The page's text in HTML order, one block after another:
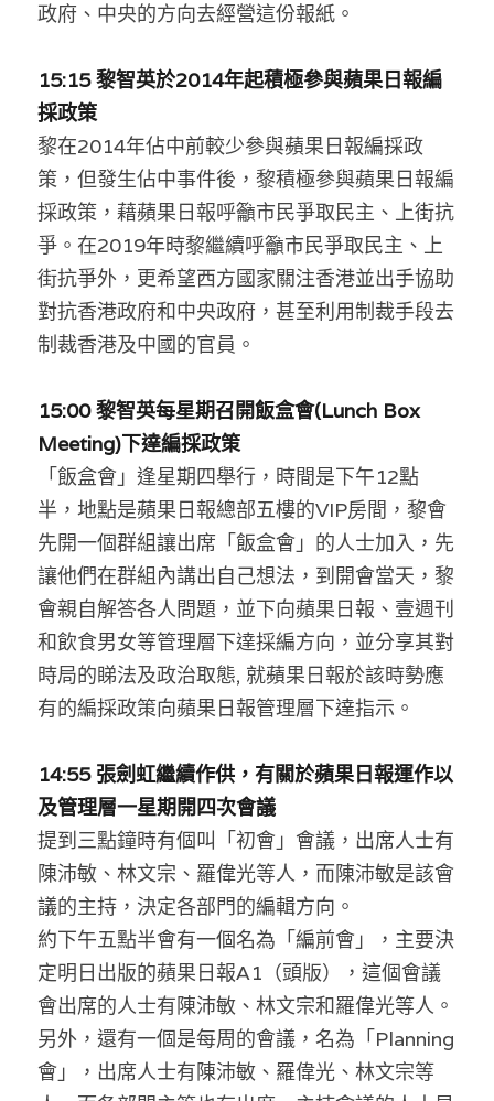
政府、中央的方向去經營這份報紙。
15:15 黎智英於2014年起積極參與蘋果日報編
採政策
黎在2014年佔中前較少參與蘋果日報編採政
策，但發生佔中事件後，黎積極參與蘋果日報編
採政策，藉蘋果日報呼籲市民爭取民主、上街抗
爭。在2019年時黎繼續呼籲市民爭取民主、上
街抗爭外，更希望西方國家關注香港並出手協助
對抗香港政府和中央政府，甚至利用制裁手段去
制裁香港及中國的官員。
15:00 黎智英每星期召開飯盒會(Lunch Box
Meeting)下達編採政策
「飯盒會」逢星期四舉行，時間是下午12點
半，地點是蘋果日報總部五樓的VIP房間，黎會
先開一個群組讓出席「飯盒會」的人士加入，先
讓他們在群組內講出自己想法，到開會當天，黎
會親自解答各人問題，並下向蘋果日報、壹週刊
和飲食男女等管理層下達採編方向， 並分享其對
時局的睇法及政治取態, 就蘋果日報於該時勢應
有的編採政策向蘋果日報管理層下達指示。
14:55 張劍虹繼續作供，有關於蘋果日報運作以
及管理層一星期開四次會議
提到三點鐘時有個叫「初會」會議，出席人士有
陳沛敏、林文宗、羅偉光等人，而陳沛敏是該會
議的主持，決定各部門的編輯方向。
約下午五點半會有一個名為「編前會」，主要決
定明日出版的蘋果日報A1（頭版），這個會議
會出席的人士有陳沛敏、林文宗和羅偉光等人。
另外，還有一個是每周的會議，名為「Planning
會」，出席人士有陳沛敏、羅偉光、林文宗等